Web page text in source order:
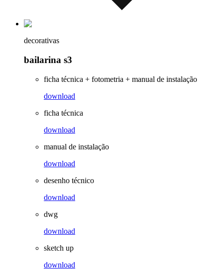
decorativas
bailarina s3
ficha técnica + fotometria + manual de instalação
download
ficha técnica
download
manual de instalação
download
desenho técnico
download
dwg
download
sketch up
download